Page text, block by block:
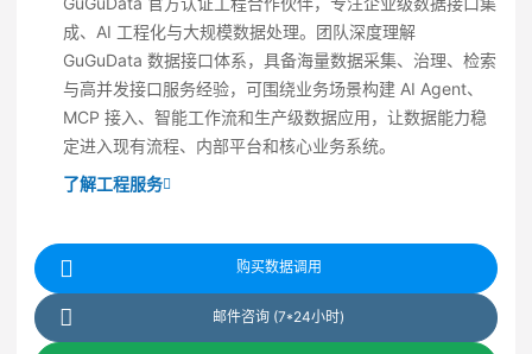
成、AI 工程化与大规模数据处理。团队深度理解
GuGuData 数据接口体系，具备海量数据采集、治理、检索
与高并发接口服务经验，可围绕业务场景构建 AI Agent、
MCP 接入、智能工作流和生产级数据应用，让数据能力稳
定进入现有流程、内部平台和核心业务系统。
了解工程服务
购买数据调用
邮件咨询 (7*24小时)